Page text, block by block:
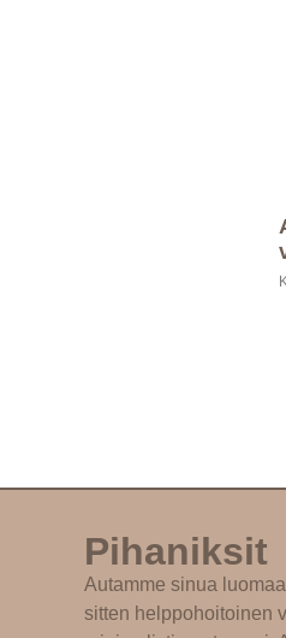
Pihaniksit
Autamme sinua
sitten helppohoitoinen